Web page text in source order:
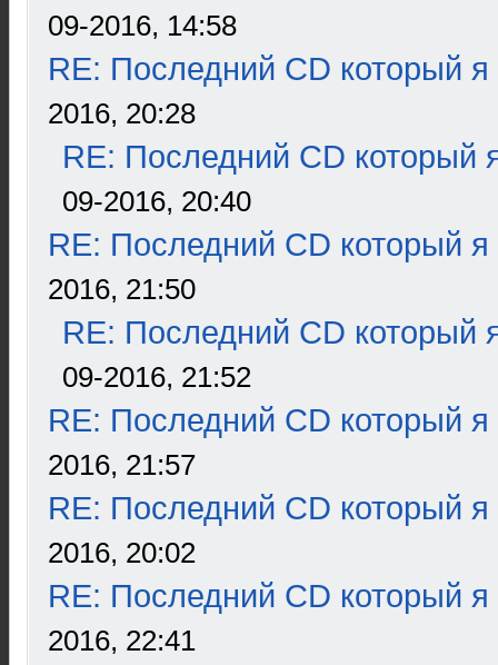
09-2016, 14:58
RE: Последний CD который я
2016, 20:28
RE: Последний CD который
09-2016, 20:40
RE: Последний CD который я
2016, 21:50
RE: Последний CD который
09-2016, 21:52
RE: Последний CD который я
2016, 21:57
RE: Последний CD который я
2016, 20:02
RE: Последний CD который я
2016, 22:41